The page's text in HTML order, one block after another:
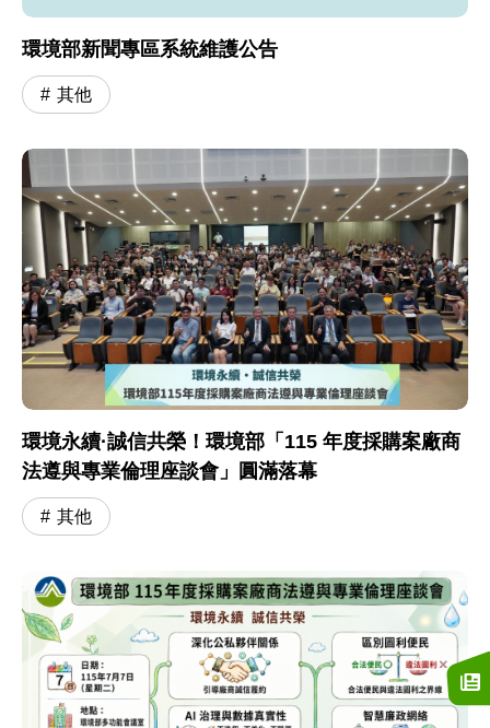
環境部新聞專區系統維護公告
其他
環境永續·誠信共榮！環境部「115 年度採購案廠商
法遵與專業倫理座談會」圓滿落幕
其他